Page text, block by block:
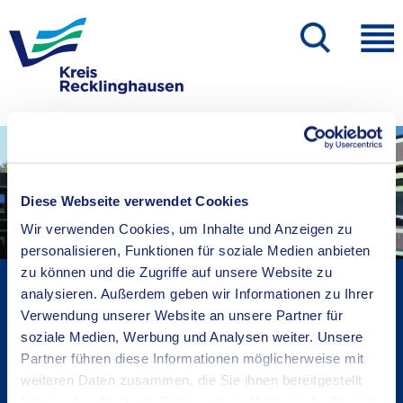
Diese Webseite verwendet Cookies
Wir verwenden Cookies, um Inhalte und Anzeigen zu
personalisieren, Funktionen für soziale Medien anbieten
zu können und die Zugriffe auf unsere Website zu
analysieren. Außerdem geben wir Informationen zu Ihrer
Verwendung unserer Website an unsere Partner für
soziale Medien, Werbung und Analysen weiter. Unsere
Partner führen diese Informationen möglicherweise mit
weiteren Daten zusammen, die Sie ihnen bereitgestellt
Kreisverwaltung A-Z
Bekanntmachungen
Ortsrecht
Karriere beim Kreis
Bürger-, Ideen- und Beschwerdecenter